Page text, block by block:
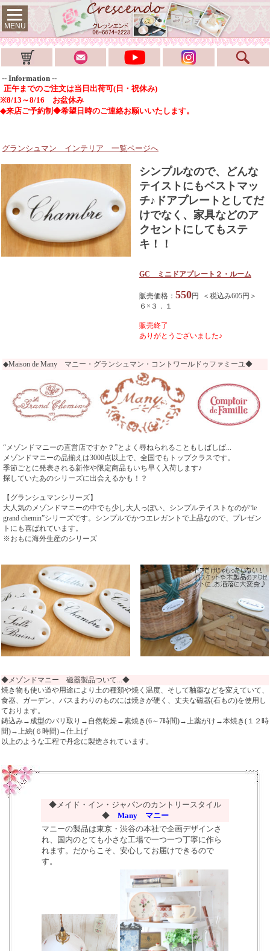
MENU
-- Information --
正午までのご注文は当日出荷可(日・祝休み)
※8/13～8/16 お盆休み
◆来店ご予約制◆希望日時のご連絡お願いいたします。
グランシュマン インテリア 一覧ページへ
シンプルなので、どんな
テイストにもベストマッ
チ♪ドアプレートとしてだ
けでなく、家具などのア
クセントにしてもステ
キ！！
GC ミニドアプレート２・ルーム
販売価格： 550円 ＜税込み605円＞
６×３．１
販売終了
ありがとうございました♪
◆Maison de Many マニー・グランシュマン・コントワールドゥファミーユ◆
“メゾンドマニーの直営店ですか？”とよく尋ねられることもしばしば...
メゾンドマニーの品揃えは3000点以上で、全国でもトップクラスです。
季節ごとに発表される新作や限定商品もいち早く入荷します♪
探していたあのシリーズに出会えるかも！？
【グランシュマンシリーズ】
大人気のメゾンドマニーの中でも少し大人っぽい、シンプルテイストなのが“le
grand chemin”シリーズです。シンプルでかつエレガントで上品なので、プレゼン
トにも喜ばれています。
※おもに海外生産のシリーズ
◆メゾンドマニー 磁器製品ついて...◆
焼き物も使い道や用途により土の種類や焼く温度、そして釉薬などを変えていて、
食器、ガーデン、バスまわりのものには焼きが硬く、丈夫な磁器(石もの)を使用し
ております。
鋳込み→成型のバリ取り→自然乾燥→素焼き(6～7時間)→上薬がけ→本焼き(１２時
間)→上絵(６時間)→仕上げ
以上のような工程で丹念に製造されています。
◆メイド・イン・ジャパンのカントリースタイル
◆ Many マニー
マニーの製品は東京・渋谷の本社で企画デザインさ
れ、国内のとても小さな工場で一つ一つ丁寧に作ら
れます。だからこそ、安心してお届けできるので
す。